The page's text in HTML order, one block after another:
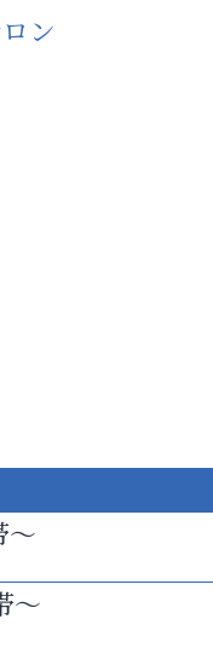
ン
～
～